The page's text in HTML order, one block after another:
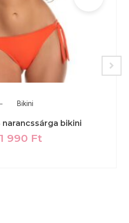
Bikini
narancssárga bikini
990 Ft